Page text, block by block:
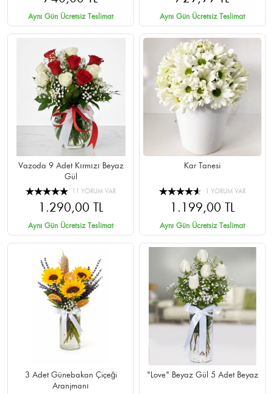
Aynı Gün Ücretsiz Teslimat Aynı Gün Ücretsiz Teslimat
Vazoda 9 Adet Kırmızı Beyaz
Gül
11 YORUM VAR
1.290,00 TL
Aynı Gün Ücretsiz Teslimat
Kar Tanesi
1 YORUM VAR
1.199,00 TL
Aynı Gün Ücretsiz Teslimat
3 Adet Günebakan Çiçeği
Aranjmanı
"Love" Beyaz Gül 5 Adet Beyaz